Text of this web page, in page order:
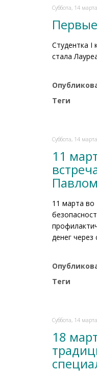
Суббота, 14
Студентка I
стала
Теги
Суббота, 14
11
11 марта во
денег через
Теги
Суббота, 14
18